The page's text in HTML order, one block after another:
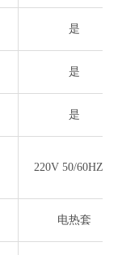
是
是
是
220V 50/60HZ1P
电热套